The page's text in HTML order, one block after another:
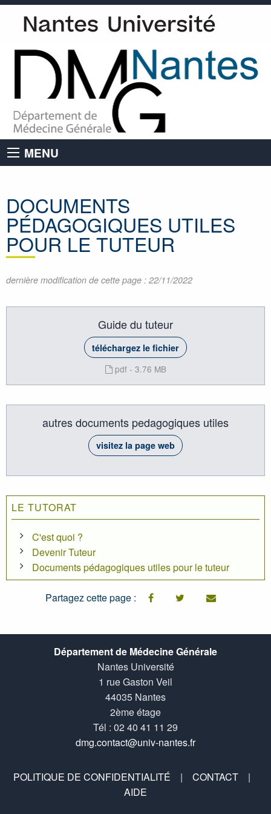
MENU
DOCUMENTS
PÉDAGOGIQUES UTILES
POUR LE TUTEUR
dernière modification de cette page : 22/11/2022
Guide du tuteur
téléchargez le fichier
pdf - 3.76 MB
autres documents pedagogiques utiles
visitez la page web
LE TUTORAT
C'est quoi ?
Devenir Tuteur
Documents pédagogiques utiles pour le tuteur
Partagez cette page : facebook twitter
Département de Médecine Générale
Nantes Université
1 rue Gaston Veil
44035 Nantes
2ème étage
Tél : 02 40 41 11 29
dmg.contact@univ-nantes.fr
POLITIQUE DE CONFIDENTIALITÉ | CONTACT |
AIDE